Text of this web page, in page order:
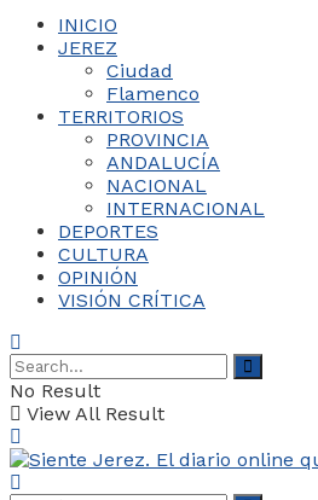
INICIO
JEREZ
Ciudad
Flamenco
TERRITORIOS
PROVINCIA
ANDALUCÍA
NACIONAL
INTERNACIONAL
DEPORTES
CULTURA
OPINIÓN
VISIÓN CRÍTICA
No Result
View All Result